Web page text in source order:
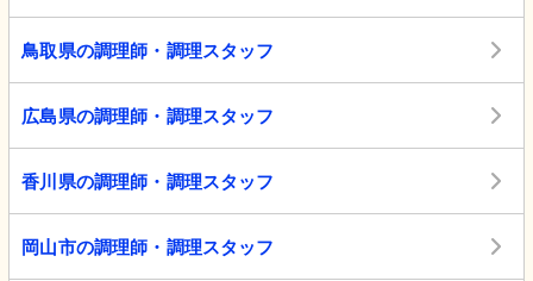
鳥取県の調理師・調理スタッフ
広島県の調理師・調理スタッフ
香川県の調理師・調理スタッフ
岡山市の調理師・調理スタッフ